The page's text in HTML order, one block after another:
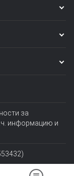
за
информацию и